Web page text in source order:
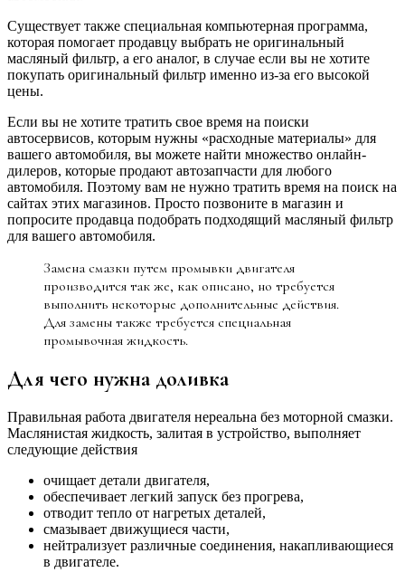
Существует также специальная компьютерная программа,
которая помогает продавцу выбрать не оригинальный
масляный фильтр, а его аналог, в случае если вы не хотите
покупать оригинальный фильтр именно из-за его высокой
цены.
Если вы не хотите тратить свое время на поиски
автосервисов, которым нужны «расходные материалы» для
вашего автомобиля, вы можете найти множество онлайн-
дилеров, которые продают автозапчасти для любого
автомобиля. Поэтому вам не нужно тратить время на поиск на
сайтах этих магазинов. Просто позвоните в магазин и
попросите продавца подобрать подходящий масляный фильтр
для вашего автомобиля.
Замена смазки путем промывки двигателя
производится так же, как описано, но требуется
выполнить некоторые дополнительные действия.
Для замены также требуется специальная
промывочная жидкость.
Для чего нужна доливка
Правильная работа двигателя нереальна без моторной смазки.
Маслянистая жидкость, залитая в устройство, выполняет
следующие действия
очищает детали двигателя,
обеспечивает легкий запуск без прогрева,
отводит тепло от нагретых деталей,
смазывает движущиеся части,
нейтрализует различные соединения, накапливающиеся
в двигателе.